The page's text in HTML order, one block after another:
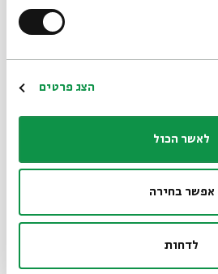
הצג פרטים
לאשר הכול
אפשר בחירה
לדחות